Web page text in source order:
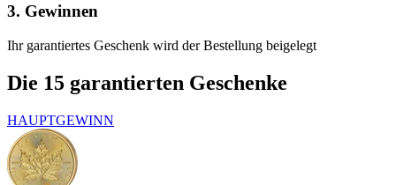
3. Gewinnen
Ihr garantiertes Geschenk wird der Bestellung beigelegt
Die 15 garantierten Geschenke
HAUPTGEWINN